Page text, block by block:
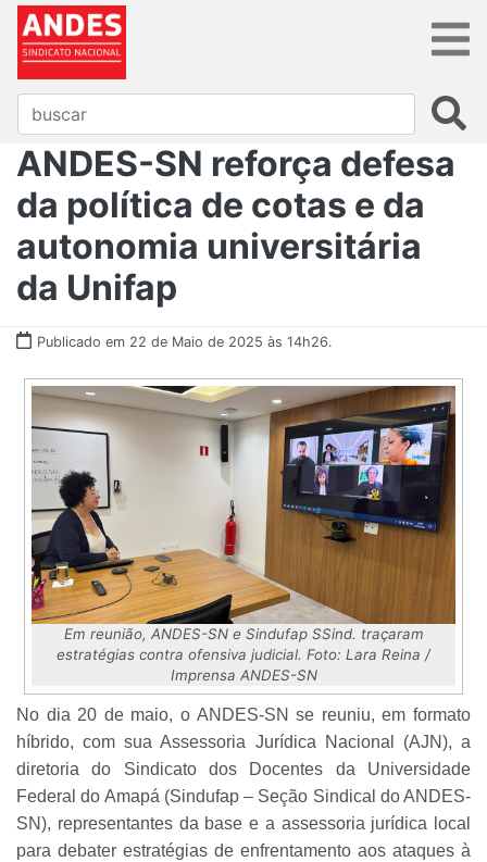
ANDES-SN reforça defesa
da política de cotas e da
autonomia universitária
da Unifap
Publicado em 22 de Maio de 2025 às 14h26.
Em reunião, ANDES-SN e Sindufap SSind. traçaram
estratégias contra ofensiva judicial. Foto: Lara Reina /
Imprensa ANDES-SN
No dia 20 de maio, o ANDES-SN se reuniu, em formato
híbrido, com sua Assessoria Jurídica Nacional (AJN), a
diretoria do Sindicato dos Docentes da Universidade
Federal do Amapá (Sindufap – Seção Sindical do ANDES-
SN), representantes da base e a assessoria jurídica local
para debater estratégias de enfrentamento aos ataques à